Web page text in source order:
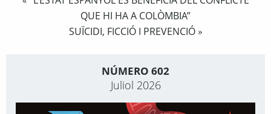
QUE HI HA A COLÒMBIA”
SUÏCIDI, FICCIÓ I PREVENCIÓ»
NÚMERO 602
Juliol 2026